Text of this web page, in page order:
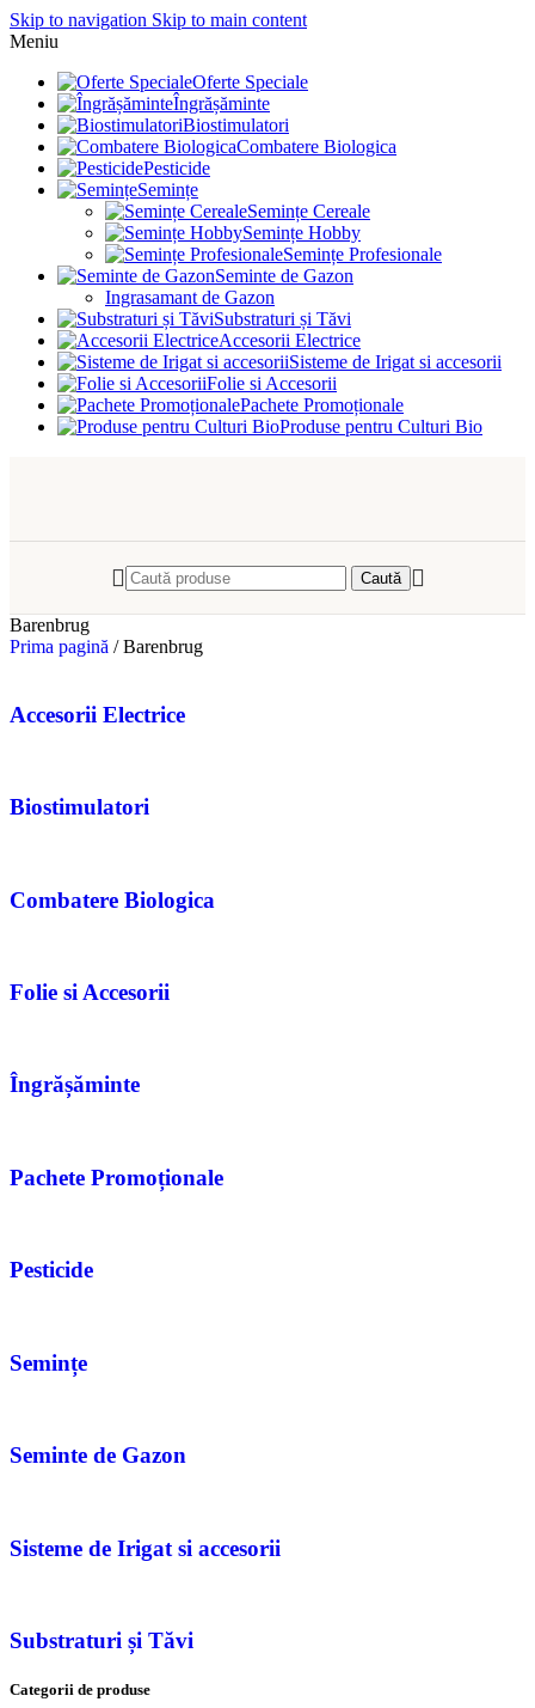
Skip to navigation Skip to main content
Meniu
Oferte Speciale
Îngrășăminte
Biostimulatori
Combatere Biologica
Pesticide
Semințe
Semințe Cereale
Semințe Hobby
Semințe Profesionale
Seminte de Gazon
Ingrasamant de Gazon
Substraturi și Tăvi
Accesorii Electrice
Sisteme de Irigat si accesorii
Folie si Accesorii
Pachete Promoționale
Produse pentru Culturi Bio
Caută
Barenbrug
Prima pagină / Barenbrug
Accesorii Electrice
Biostimulatori
Combatere Biologica
Folie si Accesorii
Îngrășăminte
Pachete Promoționale
Pesticide
Semințe
Seminte de Gazon
Sisteme de Irigat si accesorii
Substraturi și Tăvi
Categorii de produse